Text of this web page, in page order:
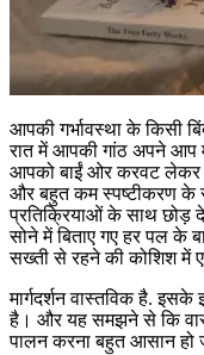
आपकी गर्भावस्था के किसी
रात में आपकी गांठ अपने आप
आपको बाईं ओर करवट लेकर
और बहुत कम स्पष्टीकरण के
प्रतिक्रियाओं के साथ छोड़
सोने में बिताए गए हर पल के
सख्ती से रहने की कोशिश में
मार्गदर्शन वास्तविक है. इसके
है। और यह समझने से कि
पालन करना बहुत आसान हो